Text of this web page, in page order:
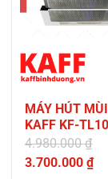
MÁY HÚT
KAFF KF-
4.980.000₫
Giá
3.700.000₫